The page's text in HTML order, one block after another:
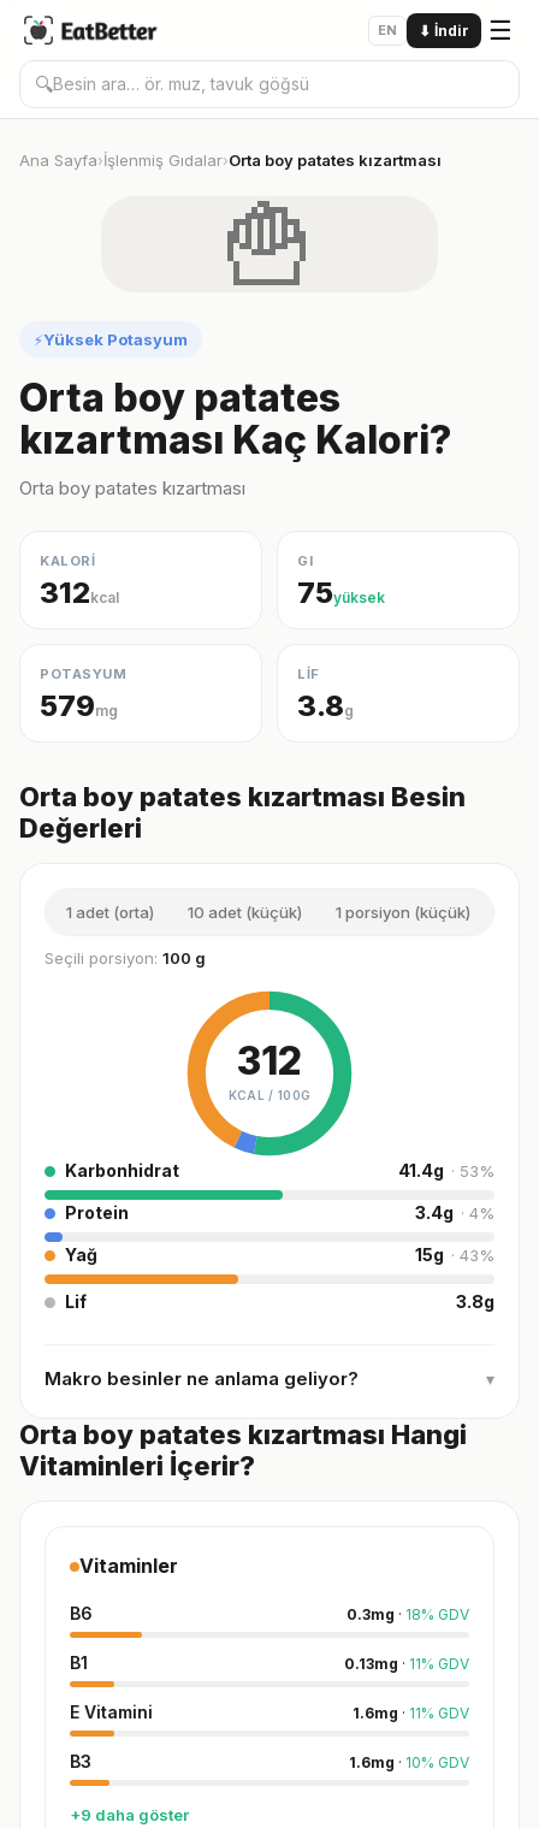
EN ⬇ İndir ☰
🔍
Ana Sayfa›İşlenmiş Gıdalar›Orta boy patates kızartması
🍟
⚡Yüksek Potasyum
Orta boy patates
kızartması Kaç Kalori?
Orta boy patates kızartması
KALORİ
312kcal
GI
75yüksek
POTASYUM
579mg
LİF
3.8g
Orta boy patates kızartması Besin
Değerleri
1 adet (orta) 10 adet (küçük) 1 porsiyon (küçük)
Seçili porsiyon: 100 g
312
KCAL / 100G
Karbonhidrat 41.4g · 53%
Protein 3.4g · 4%
Yağ 15g · 43%
Lif 3.8g
Makro besinler ne anlama geliyor? ▾
Orta boy patates kızartması Hangi
Vitaminleri İçerir?
Vitaminler
B6 0.3mg · 18% GDV
B1 0.13mg · 11% GDV
E Vitamini 1.6mg · 11% GDV
B3 1.6mg · 10% GDV
+9 daha göster